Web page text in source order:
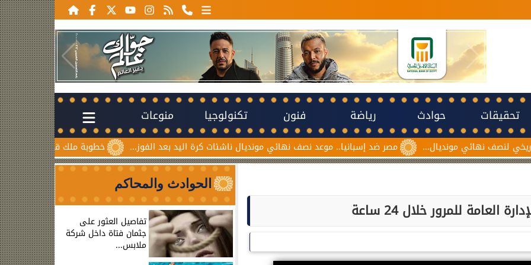
تحقيقات حوادث رياضة فنون تكنولوجيا منوعات
خطوبة ملك قورة ويوسف عثمان.. مصر ضد إسبانيا.. موعد نصف نهائي مونديال ناشئات كرة اليد بعد الفوز... نهائي مونديال...
العامة للمرور خلال 24 ساعة
الحوادث والمحاكم
تفاصيل العثور على
جثمان فتاة داخل شركة
ملابس...